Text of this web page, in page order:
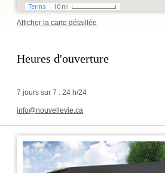
Afficher la carte détaillée
Heures d'ouverture
7 jours sur 7 : 24 h/24
info@nouvellevie.ca